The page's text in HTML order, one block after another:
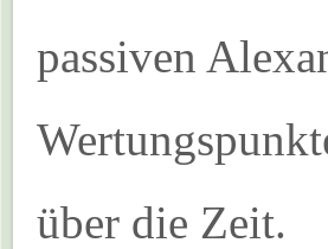
passiven
über die Zeit.